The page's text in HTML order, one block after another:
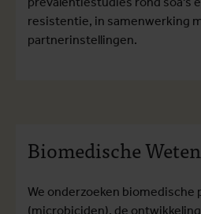
resistentie, in samenwerking
partnerinstellingen.
Biomedische
We onderzoeken
(microbiciden), de